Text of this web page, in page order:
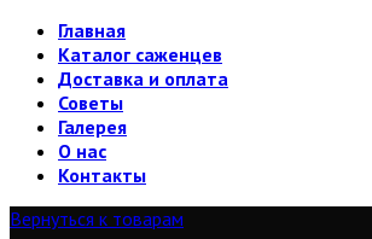
Главная
Каталог саженцев
Доставка и оплата
Советы
Галерея
О нас
Контакты
Вернуться к товарам